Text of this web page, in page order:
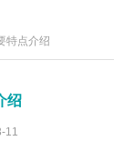
特点介绍
绍
11